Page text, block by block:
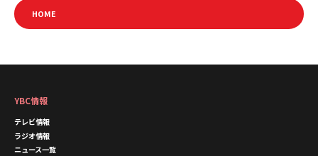
HOME
YBC情報
テレビ情報
ラジオ情報
ニュース一覧